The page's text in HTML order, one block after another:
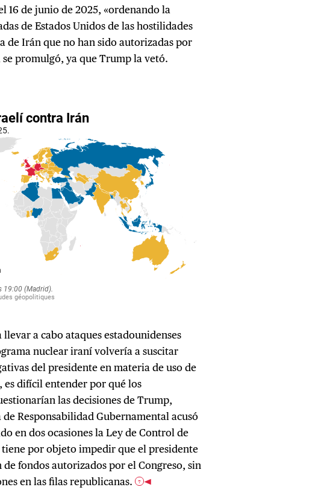
16 de junio de 2025, «ordenando la
de Estados Unidos de las hostilidades
de Irán que no han sido autorizadas por
se promulgó, ya que Trump la vetó.
a cabo ataques estadounidenses
nuclear iraní volvería a suscitar
del presidente en materia de uso de
es difícil entender por qué los
las decisiones de Trump,
Responsabilidad Gubernamental acusó
en dos ocasiones la Ley de Control de
tiene por objeto impedir que el presidente
fondos autorizados por el Congreso, sin
en las filas republicanas. 7